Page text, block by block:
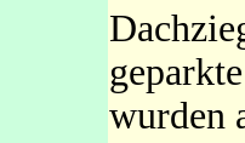
wurden